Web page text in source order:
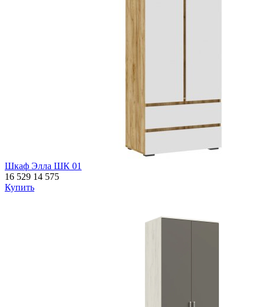
Шкаф Элла ШК 01
16 529 14 575
Купить